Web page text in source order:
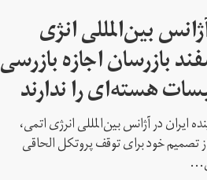
بین‌المللی انژی
از ۵ اسفند بازرسان اجازه بازرسی
هسته‌ای را ندارند
ایران در آژانس بین‌المللی انرژی اتمی،
تصمیم خود برای توقف پروتکل الحاقی